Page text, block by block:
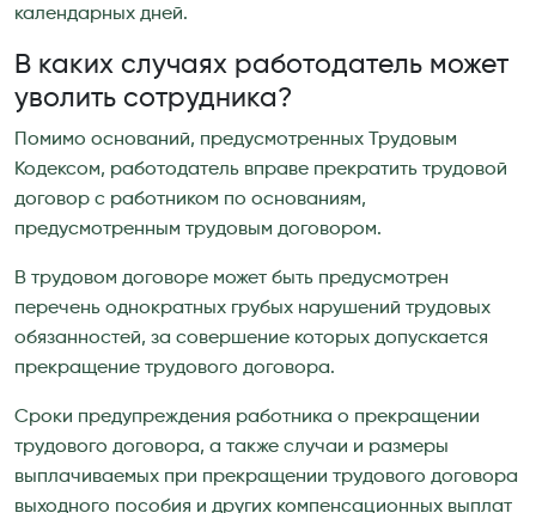
календарных дней.
В каких случаях работодатель может
уволить сотрудника?
Помимо оснований, предусмотренных Трудовым
Кодексом, работодатель вправе прекратить трудовой
договор с работником по основаниям,
предусмотренным трудовым договором.
В трудовом договоре может быть предусмотрен
перечень однократных грубых нарушений трудовых
обязанностей, за совершение которых допускается
прекращение трудового договора.
Сроки предупреждения работника о прекращении
трудового договора, а также случаи и размеры
выплачиваемых при прекращении трудового договора
выходного пособия и других компенсационных выплат